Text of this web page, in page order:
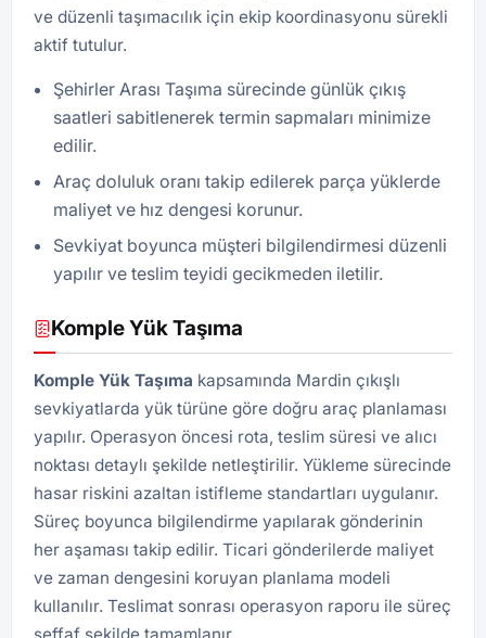
ve düzenli taşımacılık için ekip koordinasyonu sürekli
aktif tutulur.
Şehirler Arası Taşıma sürecinde günlük çıkış
saatleri sabitlenerek termin sapmaları minimize
edilir.
Araç doluluk oranı takip edilerek parça yüklerde
maliyet ve hız dengesi korunur.
Sevkiyat boyunca müşteri bilgilendirmesi düzenli
yapılır ve teslim teyidi gecikmeden iletilir.
Komple Yük Taşıma
Komple Yük Taşıma kapsamında Mardin çıkışlı
sevkiyatlarda yük türüne göre doğru araç planlaması
yapılır. Operasyon öncesi rota, teslim süresi ve alıcı
noktası detaylı şekilde netleştirilir. Yükleme sürecinde
hasar riskini azaltan istifleme standartları uygulanır.
Süreç boyunca bilgilendirme yapılarak gönderinin
her aşaması takip edilir. Ticari gönderilerde maliyet
ve zaman dengesini koruyan planlama modeli
kullanılır. Teslimat sonrası operasyon raporu ile süreç